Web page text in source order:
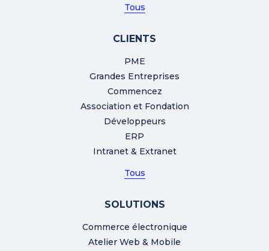
Tous
CLIENTS
PME
Grandes Entreprises
Commencez
Association et Fondation
Développeurs
ERP
Intranet & Extranet
Tous
SOLUTIONS
Commerce électronique
Atelier Web & Mobile